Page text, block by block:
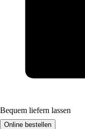
Bequem liefern lassen
Online bestellen